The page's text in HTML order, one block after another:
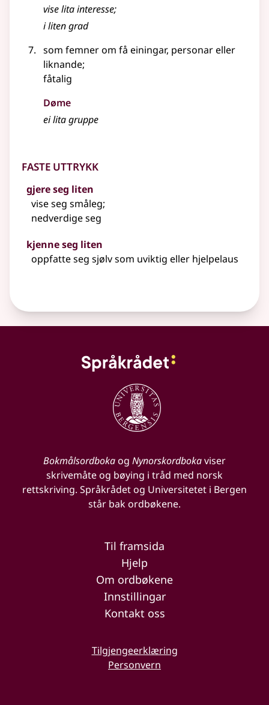
vise lita interesse;
i liten grad
som femner om få einingar, personar eller
liknande;
fåtalig
Døme
ei lita gruppe
Faste uttrykk
gjere seg liten
vise seg småleg;
nedverdige seg
kjenne seg liten
oppfatte seg sjølv som uviktig eller hjelpelaus
Bokmålsordbokaog Nynorskordbokaviser
skrivemåte og bøying i tråd med norsk
rettskriving. Språkrådet og Universitetet i Bergen
står bak ordbøkene.
Til framsida
Hjelp
Om ordbøkene
Innstillingar
Kontakt oss
Tilgjengeerklæring
Personvern